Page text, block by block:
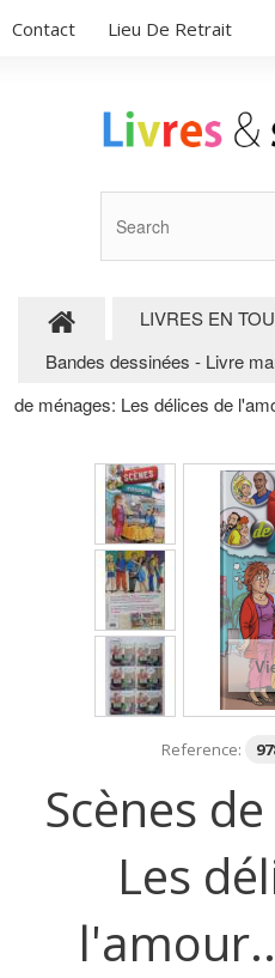
Contact Lieu De Retrait
LIVRES EN
Bandes dessinées - Livre
de ménages: Les délices de
Reference:
Scènes
Les